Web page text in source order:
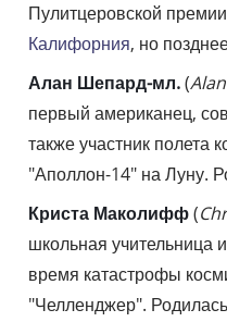
Пулитцеровской
Калифорния, но
Алан Шепард-мл.(
первый американец,
также участник полета
"Аполлон-14" на Луну.
Криста Маколифф(
школьная учительница
время катастрофы
"Челленджер".